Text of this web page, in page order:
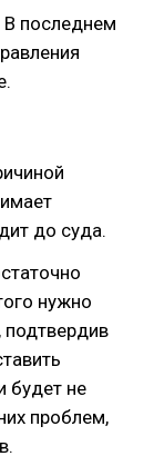
В последнем
до суда.
нужно
подтвердив
будет не
проблем,